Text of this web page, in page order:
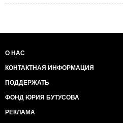
О НАС
КОНТАКТНАЯ ИНФОРМАЦИЯ
ПОДДЕРЖАТЬ
ФОНД ЮРИЯ БУТУСОВА
РЕКЛАМА